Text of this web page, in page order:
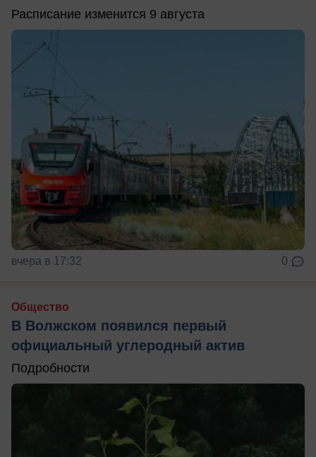
Расписание изменится 9 августа
вчера в 17:32 0
Общество
В Волжском появился первый
официальный углеродный актив
Подробности